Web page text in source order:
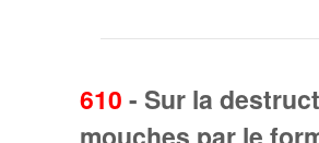
610 - Sur la